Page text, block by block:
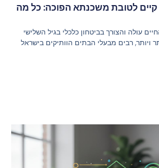
קיים לטובת משכנתא הפוכה: כל מה
עולה והצורך בביטחון כלכלי בגיל השלישי
ויותר, רבים מבעלי הבתים הוותיקים בישראל